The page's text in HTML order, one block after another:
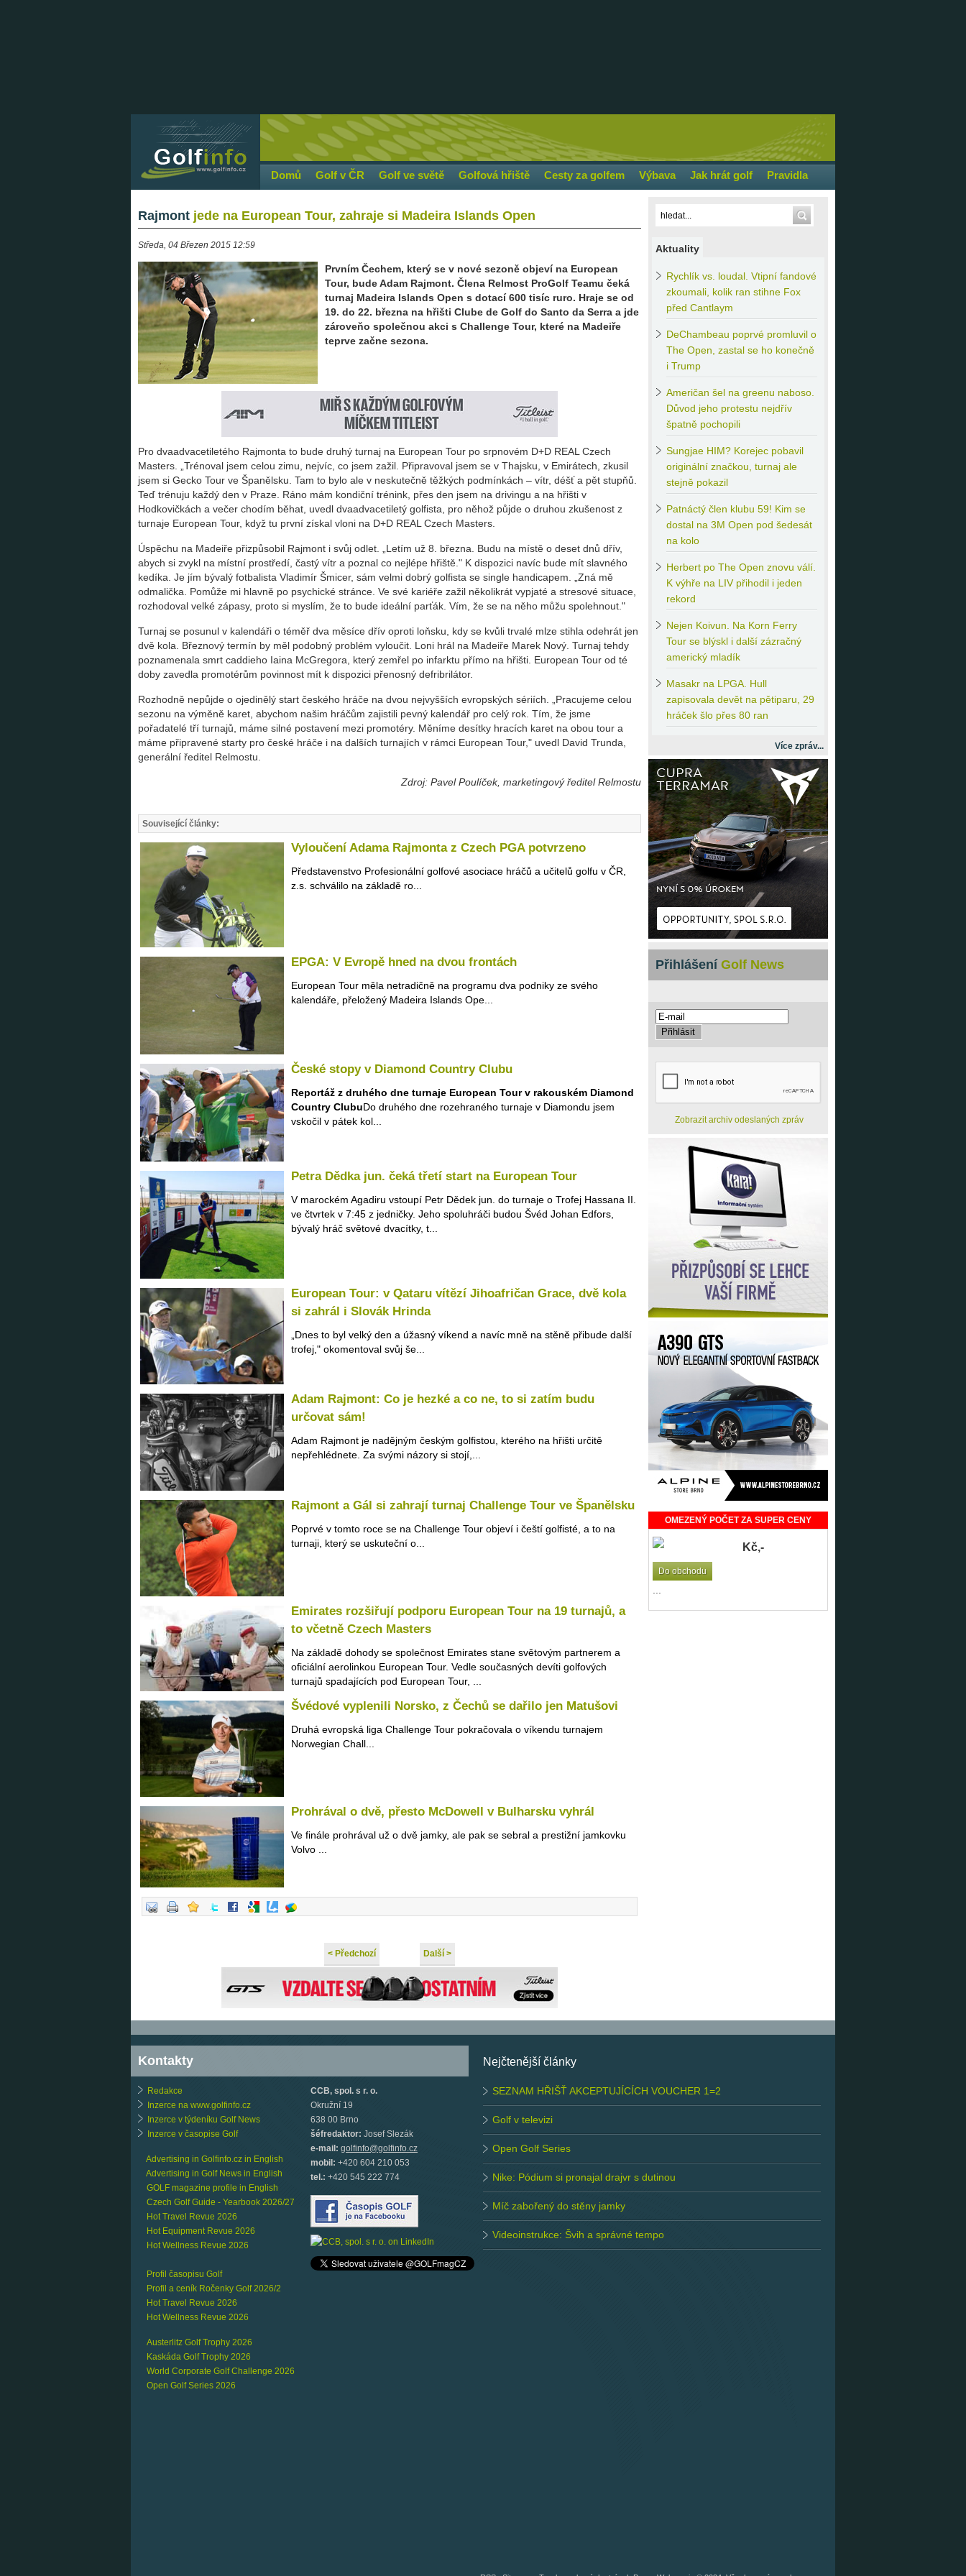
Domů Golf v ČR Golf ve světě Golfová hřiště Cesty za golfem Výbava Jak hrát golf Pravidla
Rajmont jede na European Tour, zahraje si Madeira Islands Open
Středa, 04 Březen 2015 12:59
Prvním Čechem, který se v nové sezoně objeví na European
Tour, bude Adam Rajmont. Člena Relmost ProGolf Teamu čeká
turnaj Madeira Islands Open s dotací 600 tisíc ruro. Hraje se od
19. do 22. března na hřišti Clube de Golf do Santo da Serra a jde
zároveňo společnou akci s Challenge Tour, které na Madeiře
teprve začne sezona.
Pro dvaadvacetiletého Rajmonta to bude druhý turnaj na European Tour po srpnovém D+D REAL Czech
Masters. „Trénoval jsem celou zimu, nejvíc, co jsem zažil. Připravoval jsem se v Thajsku, v Emirátech, zkusil
jsem si Gecko Tour ve Španělsku. Tam to bylo ale v neskutečně těžkých podmínkách – vítr, déšť a pět stupňů.
Teď trénuju každý den v Praze. Ráno mám kondiční trénink, přes den jsem na drivingu a na hřišti v
Hodkovičkách a večer chodím běhat, uvedl dvaadvacetiletý golfista, pro něhož půjde o druhou zkušenost z
turnaje European Tour, když tu první získal vloni na D+D REAL Czech Masters.
Úspěchu na Madeiře přizpůsobil Rajmont i svůj odlet. „Letím už 8. března. Budu na místě o deset dnů dřív,
abych si zvykl na místní prostředí, častý vítr a poznal co nejlépe hřiště." K dispozici navíc bude mít slavného
kedíka. Je jím bývalý fotbalista Vladimír Šmicer, sám velmi dobrý golfista se single handicapem. „Zná mě
odmalička. Pomůže mi hlavně po psychické stránce. Ve své kariéře zažil několikrát vypjaté a stresové situace,
rozhodoval velké zápasy, proto si myslím, že to bude ideální parťák. Vím, že se na něho můžu spolehnout."
Turnaj se posunul v kalendáři o téměř dva měsíce dřív oproti loňsku, kdy se kvůli trvalé mlze stihla odehrát jen
dvě kola. Březnový termín by měl podobný problém vyloučit. Loni hrál na Madeiře Marek Nový. Turnaj tehdy
poznamenala smrt caddieho Iaina McGregora, který zemřel po infarktu přímo na hřišti. European Tour od té
doby zavedla promotérům povinnost mít k dispozici přenosný defribrilátor.
Rozhodně nepůjde o ojedinělý start českého hráče na dvou nejvyšších evropských sériích. „Pracujeme celou
sezonu na výměně karet, abychom našim hráčům zajistili pevný kalendář pro celý rok. Tím, že jsme
pořadatelé tří turnajů, máme silné postavení mezi promotéry. Měníme desítky hracích karet na obou tour a
máme připravené starty pro české hráče i na dalších turnajích v rámci European Tour," uvedl David Trunda,
generální ředitel Relmostu.
Zdroj: Pavel Poulíček, marketingový ředitel Relmostu
Související články:
Vyloučení Adama Rajmonta z Czech PGA potvrzeno
Představenstvo Profesionální golfové asociace hráčů a učitelů golfu v ČR,
z.s. schválilo na základě ro...
EPGA: V Evropě hned na dvou frontách
European Tour měla netradičně na programu dva podniky ze svého
kalendáře, přeložený Madeira Islands Ope...
České stopy v Diamond Country Clubu
Reportáž z druhého dne turnaje European Tour v rakouském Diamond
Country ClubuDo druhého dne rozehraného turnaje v Diamondu jsem
vskočil v pátek kol...
Petra Dědka jun. čeká třetí start na European Tour
V marockém Agadiru vstoupí Petr Dědek jun. do turnaje o Trofej Hassana II.
ve čtvrtek v 7:45 z jedničky. Jeho spoluhráči budou Švéd Johan Edfors,
bývalý hráč světové dvacítky, t...
European Tour: v Qataru vítězí Jihoafričan Grace, dvě kola
si zahrál i Slovák Hrinda
„Dnes to byl velký den a úžasný víkend a navíc mně na stěně přibude další
trofej," okomentoval svůj še...
Adam Rajmont: Co je hezké a co ne, to si zatím budu
určovat sám!
Adam Rajmont je nadějným českým golfistou, kterého na hřišti určitě
nepřehlédnete. Za svými názory si stojí,...
Rajmont a Gál si zahrají turnaj Challenge Tour ve Španělsku
Poprvé v tomto roce se na Challenge Tour objeví i čeští golfisté, a to na
turnaji, který se uskuteční o...
Emirates rozšiřují podporu European Tour na 19 turnajů, a
to včetně Czech Masters
Na základě dohody se společnost Emirates stane světovým partnerem a
oficiální aerolinkou European Tour. Vedle současných devíti golfových
turnajů spadajících pod European Tour, ...
Švédové vyplenili Norsko, z Čechů se dařilo jen Matušovi
Druhá evropská liga Challenge Tour pokračovala o víkendu turnajem
Norwegian Chall...
Prohrával o dvě, přesto McDowell v Bulharsku vyhrál
Ve finále prohrával už o dvě jamky, ale pak se sebral a prestižní jamkovku
Volvo ...
< Předchozí Další >
Aktuality
Rychlík vs. loudal. Vtipní fandové
zkoumali, kolik ran stihne Fox
před Cantlaym
DeChambeau poprvé promluvil o
The Open, zastal se ho konečně
i Trump
Američan šel na greenu naboso.
Důvod jeho protestu nejdřív
špatně pochopili
Sungjae HIM? Korejec pobavil
originální značkou, turnaj ale
stejně pokazil
Patnáctý člen klubu 59! Kim se
dostal na 3M Open pod šedesát
na kolo
Herbert po The Open znovu válí.
K výhře na LIV přihodil i jeden
rekord
Nejen Koivun. Na Korn Ferry
Tour se blýskl i další zázračný
americký mladík
Masakr na LPGA. Hull
zapisovala devět na pětiparu, 29
hráček šlo přes 80 ran
Více zpráv...
Přihlášení Golf News
Zobrazit archiv odeslaných zpráv
OMEZENÝ POČET ZA SUPER CENY
Kč,-
Do obchodu
Kontakty
Redakce
Inzerce na www.golfinfo.cz
Inzerce v týdeníku Golf News
Inzerce v časopise Golf
Advertising in Golfinfo.cz in English
Advertising in Golf News in English
GOLF magazine profile in English
Czech Golf Guide - Yearbook 2026/27
Hot Travel Revue 2026
Hot Equipment Revue 2026
Hot Wellness Revue 2026
Profil časopisu Golf
Profil a ceník Ročenky Golf 2026/2
Hot Travel Revue 2026
Hot Wellness Revue 2026
Austerlitz Golf Trophy 2026
Kaskáda Golf Trophy 2026
World Corporate Golf Challenge 2026
Open Golf Series 2026
CCB, spol. s r. o.
Okružní 19
638 00 Brno
šéfredaktor: Josef Slezák
e-mail: golfinfo@golfinfo.cz
mobil: +420 604 210 053
tel.: +420 545 222 774
Nejčtenější články
SEZNAM HŘIŠŤ AKCEPTUJÍCÍCH VOUCHER 1=2
Golf v televizi
Open Golf Series
Nike: Pódium si pronajal drajvr s dutinou
Míč zabořený do stěny jamky
Videoinstrukce: Švih a správné tempo